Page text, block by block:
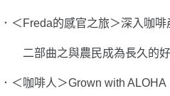
．＜Freda的感官之旅＞深入咖
二部曲之與農民成為長久的好
．＜咖啡人＞Grown with ALOHA